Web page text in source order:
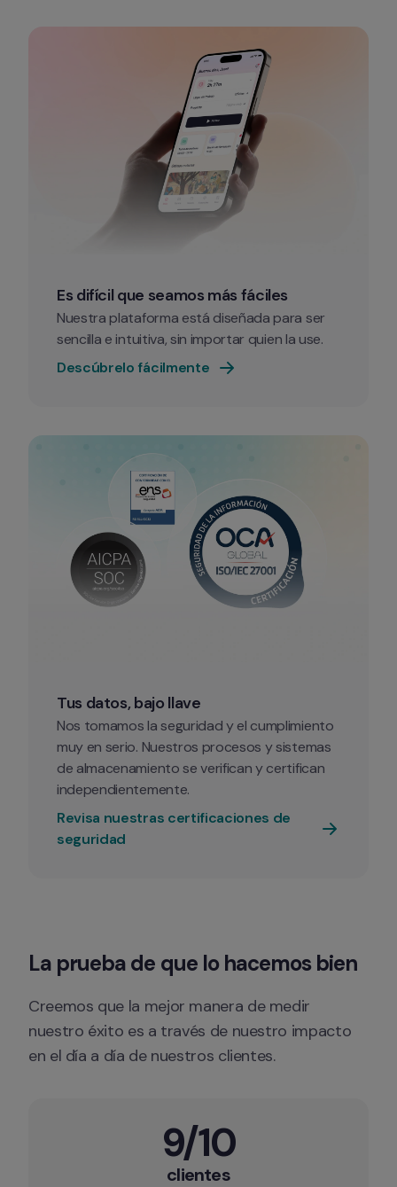
Es difícil que seamos más fáciles
Nuestra plataforma está diseñada para ser
sencilla e intuitiva, sin importar quien la use.
Descúbrelo fácilmente
Tus datos, bajo llave
Nos tomamos la seguridad y el cumplimiento
muy en serio. Nuestros procesos y sistemas
de almacenamiento se verifican y certifican
independientemente.
Revisa nuestras certificaciones de
seguridad
La prueba de que lo hacemos bien
Creemos que la mejor manera de medir
nuestro éxito es a través de nuestro impacto
en el día a día de nuestros clientes.
9/10
clientes